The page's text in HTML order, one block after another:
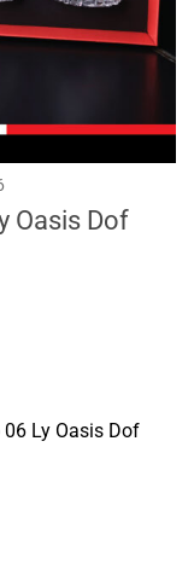
Oasis Dof
Ly Oasis Dof